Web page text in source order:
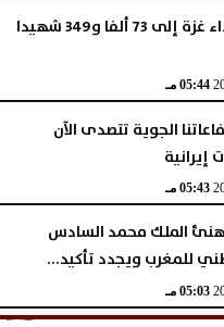
ارتفاع حصيلة شهداء غزة إلى 73 ألفا و349 شهيدا
05:44 مـ
الجوية تتصدى الآن
05:43 مـ
الملك محمد السادس
للمغرب ويجدد تأكيد...
05:03 مـ